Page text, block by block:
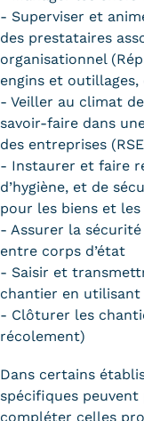
- Superviser et
des prestataires
organisationnel
engins et
- Veiller au climat
savoir-faire dans
des entreprises
- Instaurer et faire
d’hygiène, et de
pour les biens et
- Assurer la
entre corps d’état
- Saisir et
chantier en
- Clôturer les
récolement)
Dans certains
spécifiques
compléter celles